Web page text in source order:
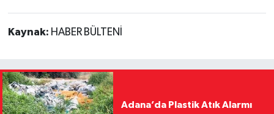
Kaynak: HABER BÜLTENİ
Adana’da Plastik Atık Alarmı